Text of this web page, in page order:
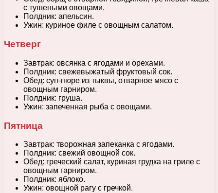
с тушеными овощами.
Полдник: апельсин.
Ужин: куриное филе с овощным салатом.
Четверг
Завтрак: овсянка с ягодами и орехами.
Полдник: свежевыжатый фруктовый сок.
Обед: суп-пюре из тыквы, отварное мясо с
овощным гарниром.
Полдник: груша.
Ужин: запеченная рыба с овощами.
Пятница
Завтрак: творожная запеканка с ягодами.
Полдник: свежий овощной сок.
Обед: греческий салат, куриная грудка на гриле с
овощным гарниром.
Полдник: яблоко.
Ужин: овощной рагу с гречкой.